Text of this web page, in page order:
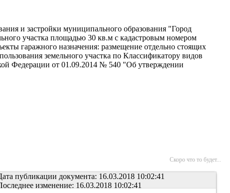
и застройки муниципального образования "Город
участка площадью 30 кв.м с кадастровым номером
гаражного назначения: размещение отдельно стоящих
земельного участка по Классификатору видов
Федерации от 01.09.2014 № 540 "Об утверждении
Скоро что то будет...
публикации документа: 16.03.2018 10:02:41
изменение: 16.03.2018 10:02:41